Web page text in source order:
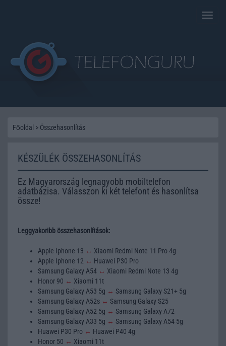
Toggle
Főoldal > Összehasonlítás
KÉSZÜLÉK ÖSSZEHASONLÍTÁS
Ez Magyarország legnagyobb mobiltelefon
adatbázisa. Válasszon ki két telefont és hasonlítsa
össze!
Leggyakoribb összehasonlítások:
Apple Iphone 13 ↔ Xiaomi Redmi Note 11 Pro 4g
Apple Iphone 12 ↔ Huawei P30 Pro
Samsung Galaxy A54 ↔ Xiaomi Redmi Note 13 4g
Honor 90 ↔ Xiaomi 11t
Samsung Galaxy A53 5g ↔ Samsung Galaxy S21+ 5g
Samsung Galaxy A52s ↔ Samsung Galaxy S25
Samsung Galaxy A52 5g ↔ Samsung Galaxy A72
Samsung Galaxy A33 5g ↔ Samsung Galaxy A54 5g
Huawei P30 Pro ↔ Huawei P40 4g
Honor 50 ↔ Xiaomi 11t